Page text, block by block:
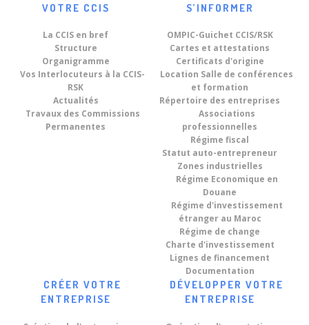
VOTRE CCIS
La CCIS en bref
Structure
Organigramme
Vos Interlocuteurs à la CCIS-
RSK
Actualités
Travaux des Commissions
Permanentes
S’INFORMER
OMPIC-Guichet CCIS/RSK
Cartes et attestations
Certificats d'origine
Location Salle de conférences
et formation
Répertoire des entreprises
Associations
professionnelles
Régime fiscal
Statut auto-entrepreneur
Zones industrielles
Régime Economique en
Douane
Régime d'investissement
étranger au Maroc
Régime de change
Charte d'investissement
Lignes de financement
Documentation
CRÉER VOTRE
ENTREPRISE
DÉVELOPPER VOTRE
ENTREPRISE